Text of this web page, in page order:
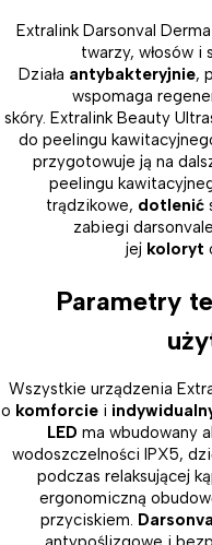
Extralink Darsonval
twarzy, włosów
Działa antybakteryjnie,
wspomaga
skóry. Extralink Beauty
do peelingu
przygotowuje ją na
peelingu
trądzikowe, dotlenić
zabiegi
jej koloryt
Parametry
Wszystkie urządzenia
o komforcie i
LED ma wbudowany
wodoszczelności IPX5,
podczas relaksującej
ergonomiczną
przyciskiem. Darsonval